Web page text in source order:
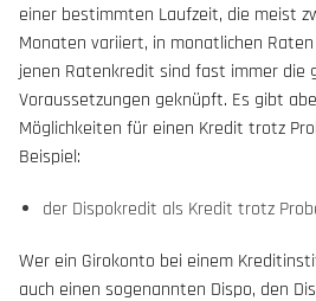
einer bestimmten Laufzeit, die meist
Monaten variiert, in monatlichen
jenen Ratenkredit sind fast immer die
Voraussetzungen geknüpft. Es gibt
Möglichkeiten für einen Kredit trotz
Beispiel:
der Dispokredit als Kredit trotz
Wer ein Girokonto bei einem
auch einen sogenannten Dispo, den